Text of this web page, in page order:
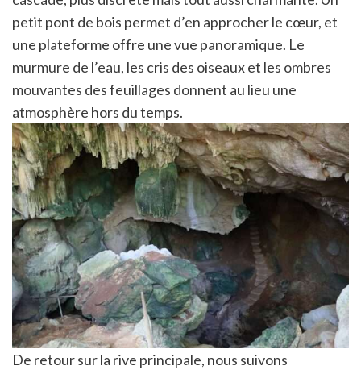
petit pont de bois permet d’en approcher le cœur, et
une plateforme offre une vue panoramique. Le
murmure de l’eau, les cris des oiseaux et les ombres
mouvantes des feuillages donnent au lieu une
atmosphère hors du temps.
De retour sur la rive principale, nous suivons